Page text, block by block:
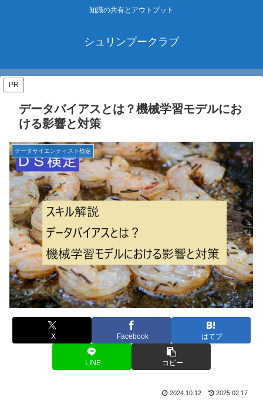
知識の共有とアウトプット
シュリンプークラブ
PR
データバイアスとは？機械学習モデルにお
ける影響と対策
データサイエンティスト検定
X Facebook はてブ
LINE コピー
2024.10.12 2025.02.17